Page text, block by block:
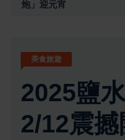
炮」迎元宵
美食旅遊
2025鹽
2/12震